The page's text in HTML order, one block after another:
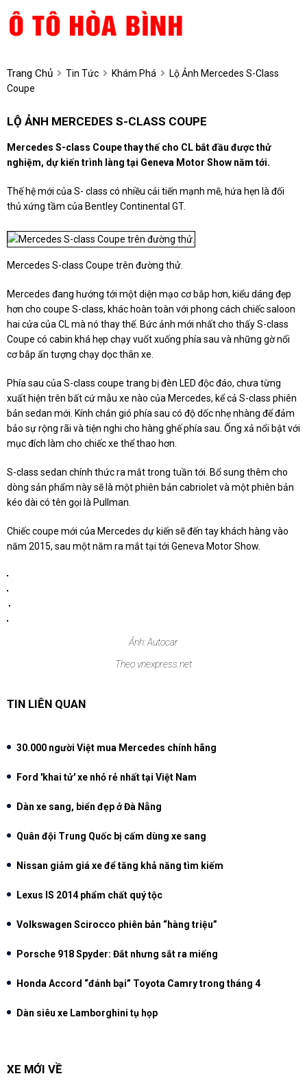
Trang Chủ Tin Tức Khám Phá
Lộ Ảnh Mercedes S-Class
Coupe
LỘ ẢNH MERCEDES S-CLASS COUPE
Mercedes S-class Coupe thay thế cho CL bắt đầu được thử
nghiệm, dự kiến trình làng tại Geneva Motor Show năm tới.
Thế hệ mới của S- class có nhiều cải tiến mạnh mẽ, hứa hẹn là đối
thủ xứng tầm của Bentley Continental GT.
Mercedes S-class Coupe trên đường thử.
Mercedes đang hướng tới một diện mạo cơ bắp hơn, kiểu dáng đẹp
hơn cho coupe S-class, khác hoàn toàn với phong cách chiếc saloon
hai cửa của CL mà nó thay thế. Bức ảnh mới nhất cho thấy S-class
Coupe có cabin khá hẹp chạy vuốt xuống phía sau và những gờ nổi
cơ bắp ấn tượng chạy dọc thân xe.
Phía sau của S-class coupe trang bị đèn LED độc đáo, chưa từng
xuất hiện trên bất cứ mẫu xe nào của Mercedes, kể cả S-class phiên
bản sedan mới. Kính chắn gió phía sau có độ dốc nhẹ nhàng để đảm
bảo sự rộng rãi và tiện nghi cho hàng ghế phía sau. Ống xả nổi bật với
mục đích làm cho chiếc xe thể thao hơn.
S-class sedan chính thức ra mắt trong tuần tới. Bổ sung thêm cho
dòng sản phẩm này sẽ là một phiên bản cabriolet và một phiên bản
kéo dài có tên gọi là Pullman.
Chiếc coupe mới của Mercedes dự kiến ​​sẽ đến tay khách hàng vào
năm 2015, sau một năm ra mắt tại tới Geneva Motor Show.
Ảnh: Autocar
Theo vnexpress.net
TIN LIÊN QUAN
30.000 người Việt mua Mercedes chính hãng
Ford 'khai tử' xe nhỏ rẻ nhất tại Việt Nam
Dàn xe sang, biển đẹp ở Đà Nẵng
Quân đội Trung Quốc bị cấm dùng xe sang
Nissan giảm giá xe để tăng khả năng tìm kiếm
Lexus IS 2014 phẩm chất quý tộc
Volkswagen Scirocco phiên bản “hàng triệu”
Porsche 918 Spyder: Đắt nhưng sắt ra miếng
Honda Accord “đánh bại” Toyota Camry trong tháng 4
Dàn siêu xe Lamborghini tụ họp
XE MỚI VỀ